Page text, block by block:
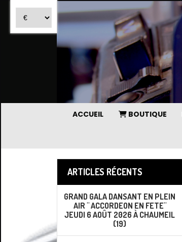
ACCUEIL BOUTIQUE
ARTICLES RÉCENTS
GRAND GALA DANSANT EN PLEIN
AIR " ACCORDEON EN FETE"
JEUDI 6 AOÛT 2026 À CHAUMEIL
(19)